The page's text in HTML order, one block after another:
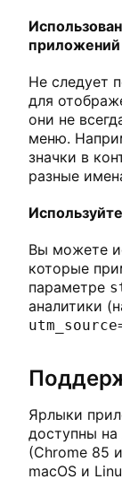
приложений
Не следует
для
они не
меню.
значки в
разные
Вы можете
которые
параметре
аналитики
Ярлыки
доступны
(Chrome 85
macOS и